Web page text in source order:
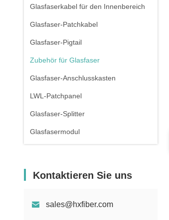
Glasfaserkabel für den Innenbereich
Glasfaser-Patchkabel
Glasfaser-Pigtail
Zubehör für Glasfaser
Glasfaser-Anschlusskasten
LWL-Patchpanel
Glasfaser-Splitter
Glasfasermodul
Kontaktieren Sie uns
sales@hxfiber.com